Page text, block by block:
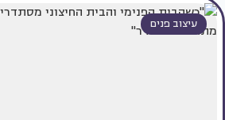
עיצוב פנים